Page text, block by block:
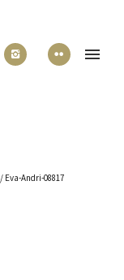
/ Eva-Andri-08817